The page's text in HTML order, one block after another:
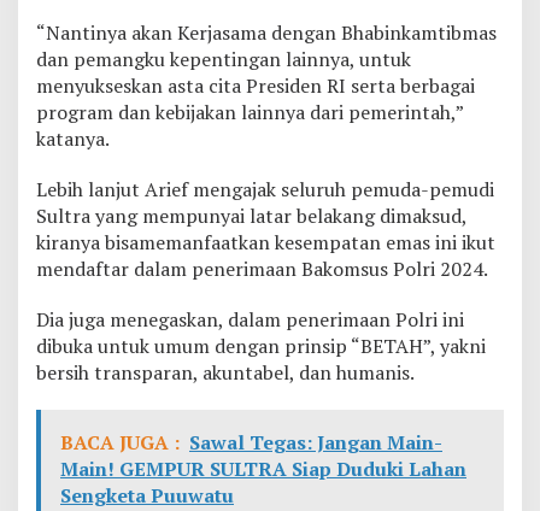
m
s
u
s
“Nantinya akan Kerjasama dengan Bhabinkamtibmas
dan pemangku kepentingan lainnya, untuk
menyukseskan asta cita Presiden RI serta berbagai
program dan kebijakan lainnya dari pemerintah,”
katanya.
Lebih lanjut Arief mengajak seluruh pemuda-pemudi
Sultra yang mempunyai latar belakang dimaksud,
kiranya bisamemanfaatkan kesempatan emas ini ikut
mendaftar dalam penerimaan Bakomsus Polri 2024.
Dia juga menegaskan, dalam penerimaan Polri ini
dibuka untuk umum dengan prinsip “BETAH”, yakni
bersih transparan, akuntabel, dan humanis.
BACA JUGA : Sawal Tegas: Jangan Main-
Main! GEMPUR SULTRA Siap Duduki Lahan
Sengketa Puuwatu